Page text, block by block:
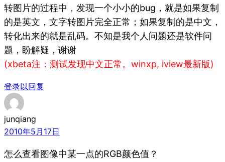
转图片的过程中，发现一个小小的bug，就是如果复制
的是英文，文字转图片完全正常；如果复制的是中文，
转化出来的就是乱码。不知是我个人问题还是软件问
题，盼解疑，谢谢
(xbeta注： 测试发现中文正常。winxp, iview最新版)
登录以回复
junqiang
2010年5月17日
怎么查看图像中某一点的RGB颜色值？